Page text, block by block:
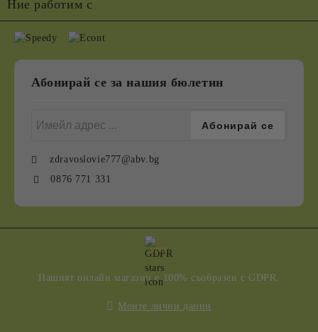
Ние работим с
Абонирай се за нашия бюлетин
zdravoslovie777@abv.bg
0876 771 331
GDPR
Нашият онлайн магазин е 100% съобразен с GDPR.
Моите лични данни